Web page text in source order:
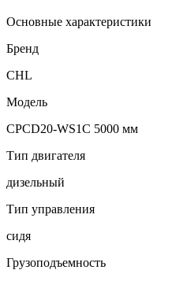
Основные характеристики
Бренд
CHL
Модель
CPCD20-WS1C 5000 мм
Тип двигателя
дизельный
Тип управления
сидя
Грузоподъемность